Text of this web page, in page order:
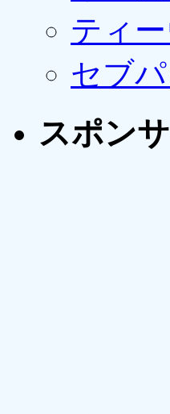
ティ
セブ
スポン